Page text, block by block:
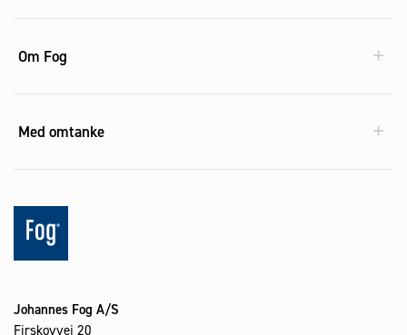
Om Fog
Med omtanke
Johannes Fog A/S
Firskovvej 20